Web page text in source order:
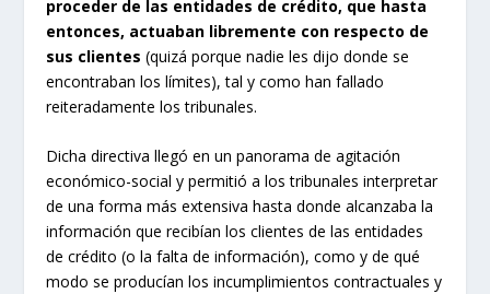
proceder de las entidades de crédito, que hasta
entonces, actuaban libremente con respecto de
sus clientes (quizá porque nadie les dijo donde se
encontraban los límites), tal y como han fallado
reiteradamente los tribunales.
Dicha directiva llegó en un panorama de agitación
económico-social y permitió a los tribunales interpretar
de una forma más extensiva hasta donde alcanzaba la
información que recibían los clientes de las entidades
de crédito (o la falta de información), como y de qué
modo se producían los incumplimientos contractuales y